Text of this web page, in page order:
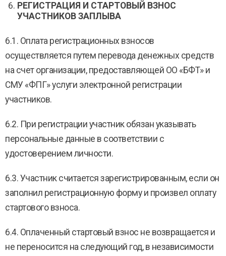
РЕГИСТРАЦИЯ И СТАРТОВЫЙ ВЗНОС
УЧАСТНИКОВ ЗАПЛЫВА
6.1. Оплата регистрационных взносов
осуществляется путем перевода денежных средств
на счет организации, предоставляющей ОО «БФТ» и
СМУ «ФПГ» услуги электронной регистрации
участников.
6.2. При регистрации участник обязан указывать
персональные данные в соответствии с
удостоверением личности.
6.3. Участник считается зарегистрированным, если он
заполнил регистрационную форму и произвел оплату
стартового взноса.
6.4. Оплаченный стартовый взнос не возвращается и
не переносится на следующий год, в независимости